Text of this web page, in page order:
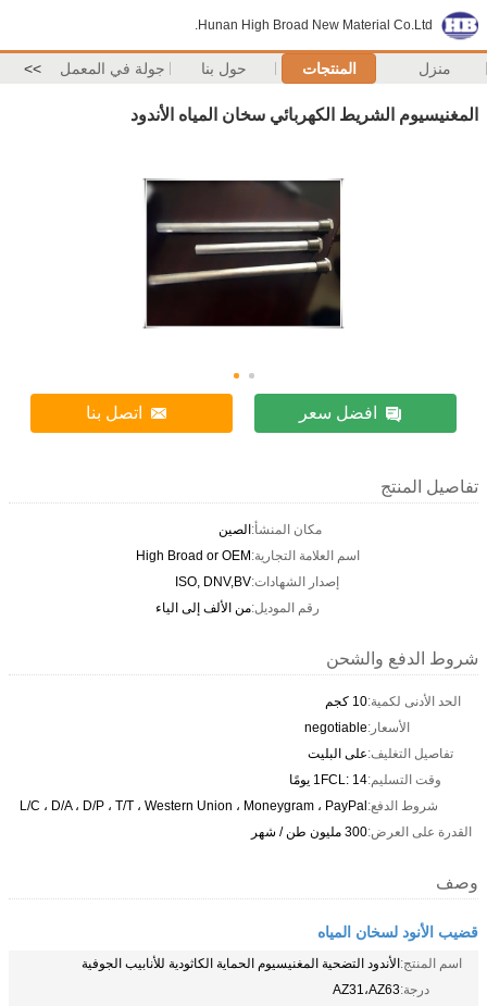
Hunan High Broad New Material Co.Ltd.
منزل المنتجات حول بنا جولة في المعمل >>
المغنيسيوم الشريط الكهربائي سخان المياه الأندود
افضل سعر اتصل بنا
تفاصيل المنتج
مكان المنشأ:الصين
اسم العلامة التجارية:High Broad or OEM
إصدار الشهادات:ISO, DNV,BV
رقم الموديل:من الألف إلى الياء
شروط الدفع والشحن
الحد الأدنى لكمية:10 كجم
الأسعار:negotiable
تفاصيل التغليف:على البليت
وقت التسليم:1FCL: 14 يومًا
شروط الدفع:L/C ، D/A ، D/P ، T/T ، Western Union ، Moneygram ، PayPal
القدرة على العرض:300 مليون طن / شهر
وصف
قضيب الأنود لسخان المياه
اسم المنتج:الأندود التضحية المغنيسيوم الحماية الكاثودية للأنابيب الجوفية
درجة:AZ31،AZ63